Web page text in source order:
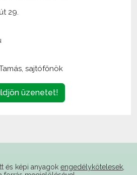
üzenetet!
élő hivatkozás elhelyezésével
használhatóak fel.